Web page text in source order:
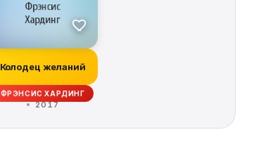
Колодец желаний
ФРЭНСИС ХАРДИНГ
2017